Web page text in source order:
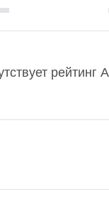
рейтинг